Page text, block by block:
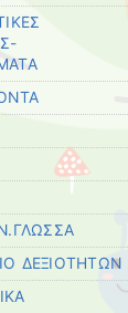
ΔΕΞΙΟΤΗΤΩΝ